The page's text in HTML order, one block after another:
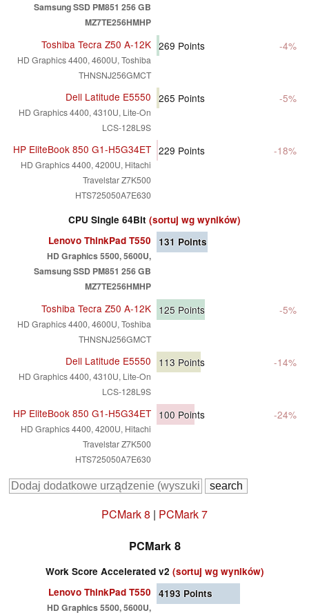
Samsung SSD PM851 256 GB
MZ7TE256HMHP
Toshiba Tecra Z50 A-12K
HD Graphics 4400, 4600U, Toshiba
THNSNJ256GMCT
269 Points -4%
Dell Latitude E5550
HD Graphics 4400, 4310U, Lite-On
LCS-128L9S
265 Points -5%
HP EliteBook 850 G1-H5G34ET
HD Graphics 4400, 4200U, Hitachi
Travelstar Z7K500
HTS725050A7E630
229 Points -18%
CPU Single 64Bit (sortuj wg wyników)
Lenovo ThinkPad T550
HD Graphics 5500, 5600U,
Samsung SSD PM851 256 GB
MZ7TE256HMHP
131 Points
Toshiba Tecra Z50 A-12K
HD Graphics 4400, 4600U, Toshiba
THNSNJ256GMCT
125 Points -5%
Dell Latitude E5550
HD Graphics 4400, 4310U, Lite-On
LCS-128L9S
113 Points -14%
HP EliteBook 850 G1-H5G34ET
HD Graphics 4400, 4200U, Hitachi
Travelstar Z7K500
HTS725050A7E630
100 Points -24%
PCMark 8 | PCMark 7
PCMark 8
Work Score Accelerated v2 (sortuj wg wyników)
Lenovo ThinkPad T550
HD Graphics 5500, 5600U,
4193 Points